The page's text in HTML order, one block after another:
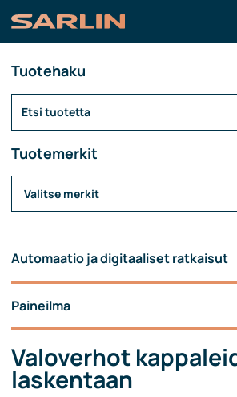
Tuotehaku
Tuotemerkit
Valitse merkit
Automaatio ja digitaaliset ratkaisut
Paineilma
Valoverhot
laskentaan